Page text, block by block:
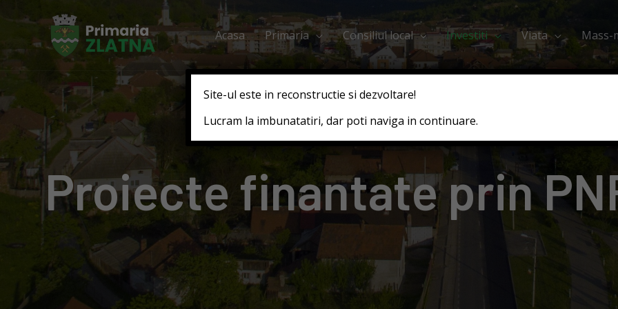
Acasa Primaria Consiliul local Investiti Viata Mass-
Proiecte finantate prin
Site-ul este in reconstructie si dezvoltare!
Lucram la imbunatatiri, dar poti naviga in continuare.